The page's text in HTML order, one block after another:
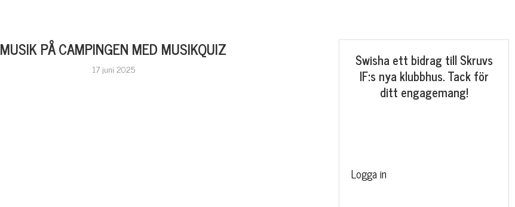
MUSIK PÅ CAMPINGEN MED MUSIKQUIZ
17 juni 2025
Swisha ett bidrag till Skruvs
IF:s nya klubbhus. Tack för
ditt engagemang!
Logga in